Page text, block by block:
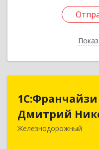
Дмитрий
Железнодорожный
143980,